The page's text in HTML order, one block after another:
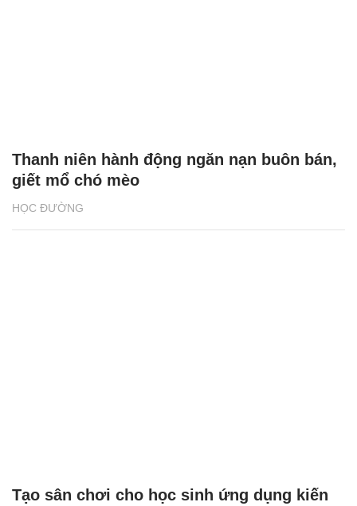
HỌC ĐƯỜNG
Thanh niên hành động ngăn nạn buôn bán,
giết mổ chó mèo
Tạo sân chơi cho học sinh ứng dụng kiến